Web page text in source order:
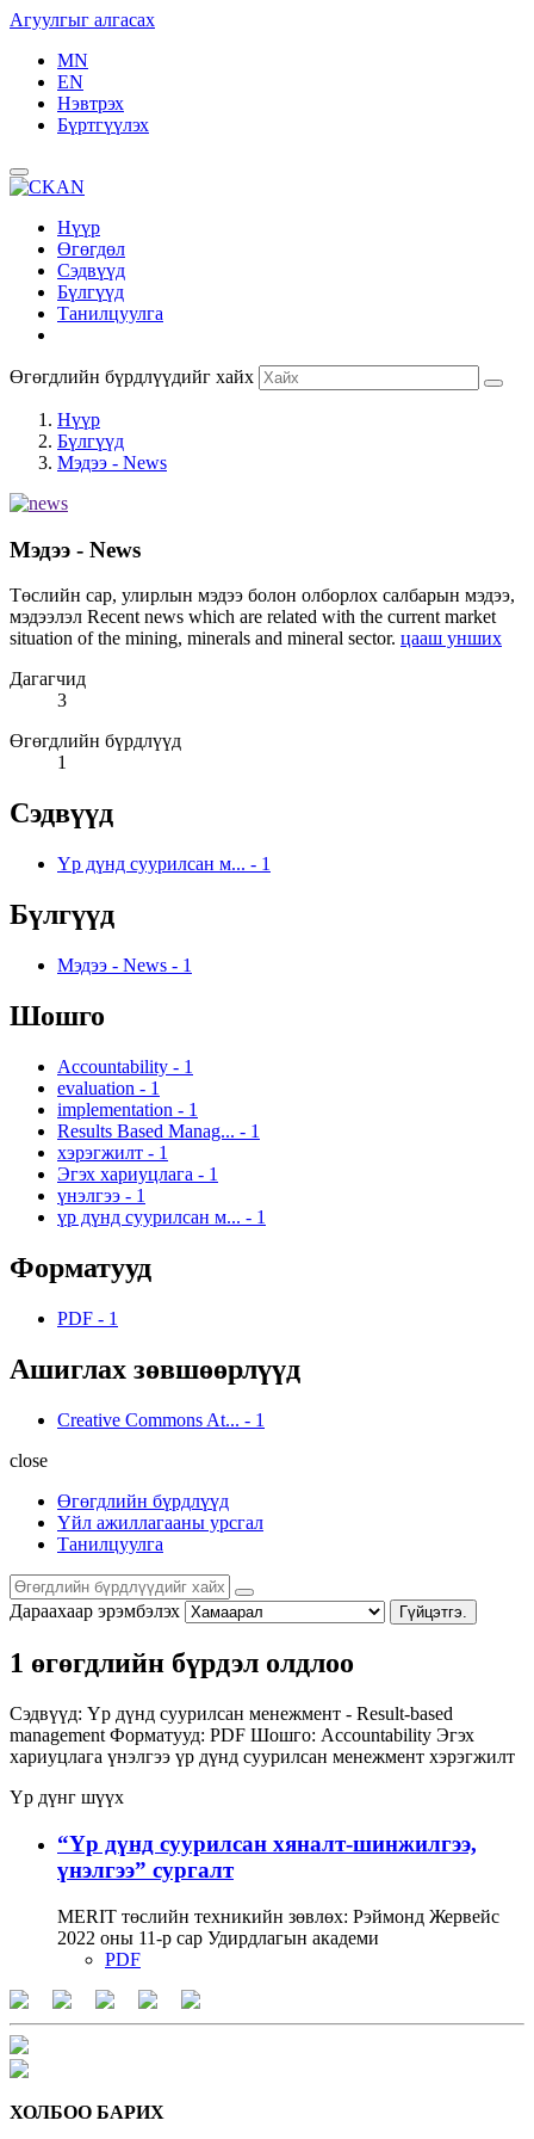
Агуулгыг алгасах
MN
EN
Нэвтрэх
Бүртгүүлэх
Нүүр
Өгөгдөл
Сэдвүүд
Бүлгүүд
Танилцуулга
Өгөгдлийн бүрдлүүдийг хайх
Нүүр
Бүлгүүд
Мэдээ - News
Мэдээ - News
Төслийн сар, улирлын мэдээ болон олборлох салбарын мэдээ,
мэдээлэл Recent news which are related with the current market
situation of the mining, minerals and mineral sector. цааш унших
Дагагчид
3
Өгөгдлийн бүрдлүүд
1
Сэдвүүд
Үр дүнд суурилсан м... - 1
Бүлгүүд
Мэдээ - News - 1
Шошго
Accountability - 1
evaluation - 1
implementation - 1
Results Based Manag... - 1
хэрэгжилт - 1
Эгэх хариуцлага - 1
үнэлгээ - 1
үр дүнд суурилсан м... - 1
Форматууд
PDF - 1
Ашиглах зөвшөөрлүүд
Creative Commons At... - 1
close
Өгөгдлийн бүрдлүүд
Үйл ажиллагааны урсгал
Танилцуулга
Дараахаар эрэмбэлэх Гүйцэтгэ.
1 өгөгдлийн бүрдэл олдлоо
Сэдвүүд: Үр дүнд суурилсан менежмент - Result-based
management Форматууд: PDF Шошго: Accountability Эгэх
хариуцлага үнэлгээ үр дүнд суурилсан менежмент хэрэгжилт
Үр дүнг шүүх
“Үр дүнд суурилсан хяналт-шинжилгээ,
үнэлгээ” сургалт
MERIT төслийн техникийн зөвлөх: Рэймонд Жервейс
2022 оны 11-р сар Удирдлагын академи
PDF
ХОЛБОО БАРИХ